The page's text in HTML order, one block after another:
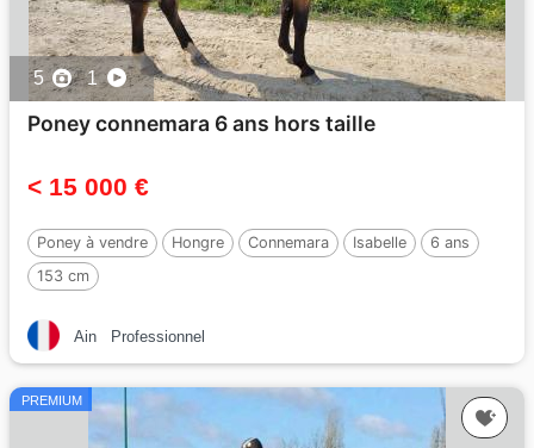
5 1
Poney connemara 6 ans hors taille
< 15 000 €
Poney à vendre Hongre Connemara Isabelle
6 ans
153 cm
Ain Professionnel
PREMIUM